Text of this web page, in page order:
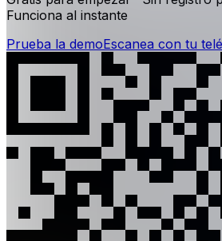
Funciona al instante
Prueba la demoEscanea con tu